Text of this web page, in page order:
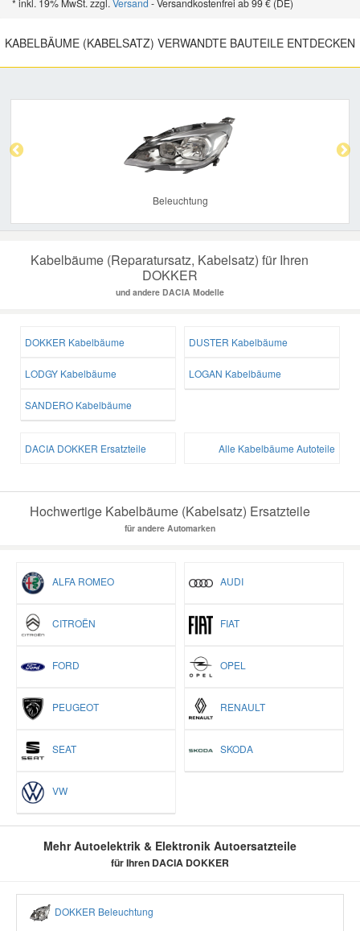
KABELBÄUME (KABELSATZ) VERWANDTE BAUTEILE ENTDECKEN
Beleuchtung
Kabelbäume (Reparatursatz, Kabelsatz) für Ihren
DOKKER
und andere DACIA Modelle
DOKKER Kabelbäume DUSTER Kabelbäume
LODGY Kabelbäume LOGAN Kabelbäume
SANDERO Kabelbäume
DACIA DOKKER Ersatzteile Alle Kabelbäume Autoteile
Hochwertige Kabelbäume (Kabelsatz) Ersatzteile
für andere Automarken
ALFA ROMEO AUDI
CITROËN FIAT
FORD OPEL
PEUGEOT RENAULT
SEAT SKODA
VW
Mehr Autoelektrik & Elektronik Autoersatzteile
für Ihren DACIA DOKKER
DOKKER Beleuchtung